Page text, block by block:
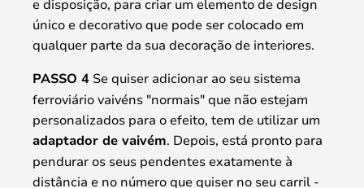
e disposição, para criar um elemento de design
único e decorativo que pode ser colocado em
qualquer parte da sua decoração de interiores.
PASSO 4 Se quiser adicionar ao seu sistema
ferroviário vaivéns "normais" que não estejam
personalizados para o efeito, tem de utilizar um
adaptador de vaivém. Depois, está pronto para
pendurar os seus pendentes exatamente à
distância e no número que quiser no seu carril -